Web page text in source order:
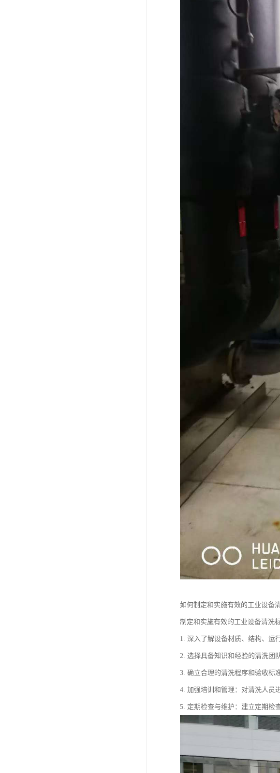
如何制定和实施有效的工业设备
制定和实施有效的工业设备清洗
1. 深入了解设备材质、结构、运
2. 选择具备知识和经验的清洗团
3. 确立合理的清洗程序和验收标
4. 加强培训和管理：对清洗人员
5. 定期检查与维护：建立定期检